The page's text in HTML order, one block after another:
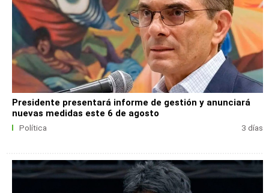
Presidente presentará informe de gestión y anunciará
nuevas medidas este 6 de agosto
Política 3 días